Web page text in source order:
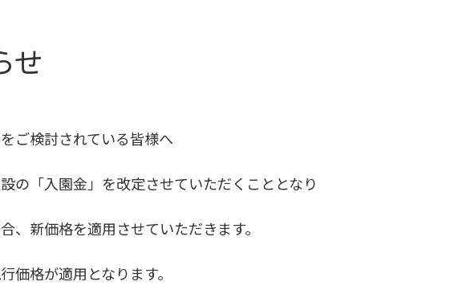
せ
ご検討されている皆様へ
の「入園金」を改定させていただくこととなり
、新価格を適用させていただきます。
格が適用となります。